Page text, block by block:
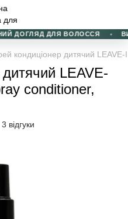
ДОГЛЯД ДЛЯ ВОЛОССЯ
кондиціонер дитячий
LEAVE-
conditioner,
3 відгуки